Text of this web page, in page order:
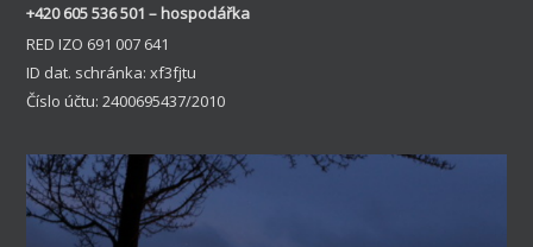
+420 605 536 501 – hospodářka
RED IZO 691 007 641
ID dat. schránka: xf3fjtu
Číslo účtu: 2400695437/2010